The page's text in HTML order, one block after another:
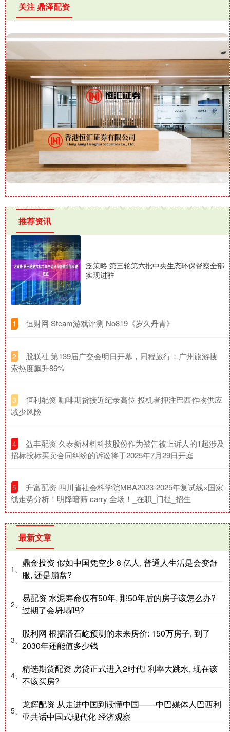
关注 鼎泽配资
推荐资讯
泛策略 第三轮第六批中央生态环保督察全部
实现进驻
1 ​恒财网 Steam游戏评测 No819《岁久丹青》
2
​股联社 第139届广交会明日开幕，同程旅行：广州旅游搜
索热度飙升86%
3
​恒利配资 咖啡期货接近纪录高位 投机者押注巴西作物供应
减少风险
4
​益丰配资 久泰新材料科技股份作为被告被上诉人的1起涉及
招标投标买卖合同纠纷的诉讼将于2025年7月29日开庭
5
​升富配资 四川省社会科学院MBA2023-2025年复试线×国家
线走势分析！明降暗筛 carry 全场！_在职_门槛_招生
最新文章
1、
鼎金投资 假如中国凭空少 8 亿人, 普通人生活是会变舒
服, 还是崩盘?
2、
易配资 水泥寿命仅有50年, 那50年后的房子该怎么办?
过期了会坍塌吗?
3、
股利网 根据潘石屹预测的未来房价: 150万房子, 到了
2030年还能值多少钱
4、
精选期货配资 房贷正式进入2时代! 利率大跳水, 现在该
不该买房?
5、
龙辉配资 从走进中国到读懂中国——中巴媒体人巴西利
亚共话中国式现代化 经济观察